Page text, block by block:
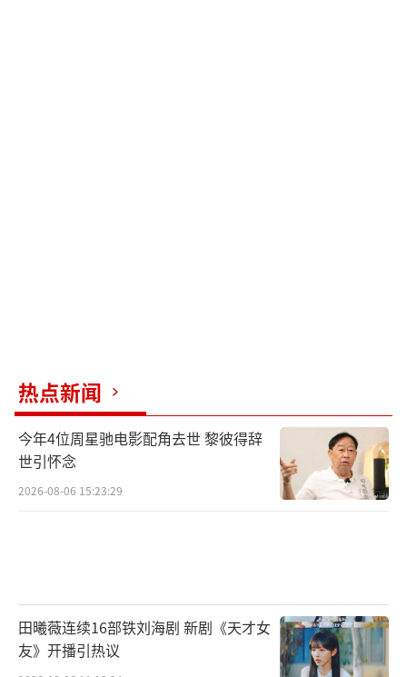
热点新闻
今年4位周星驰电影配角去世 黎彼得辞
世引怀念
2026-08-06 15:23:29
田曦薇连续16部铁刘海剧 新剧《天才女
友》开播引热议